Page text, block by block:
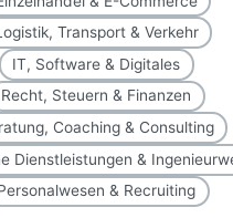
Transport & Verkehr
IT, Software & Digitales
Recht, Steuern & Finanzen
Coaching & Consulting
Dienstleistungen &
& Recruiting